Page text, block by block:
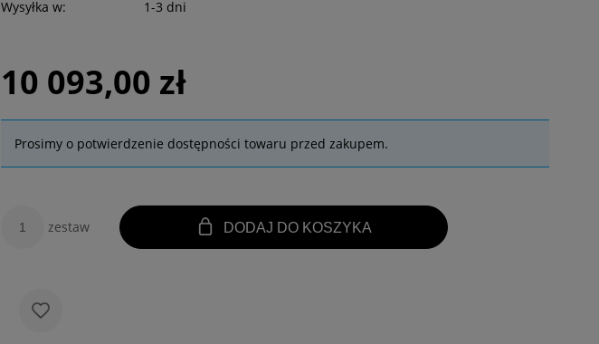
Wysyłka w: 1-3 dni
10 093,00 zł
Prosimy o potwierdzenie dostępności towaru przed zakupem.
zestaw DODAJ DO KOSZYKA